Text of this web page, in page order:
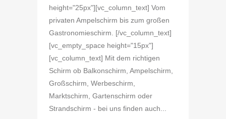
height="25px"][vc_column_text] Vom
privaten Ampelschirm bis zum großen
Gastronomieschirm. [/vc_column_text]
[vc_empty_space height="15px"]
[vc_column_text] Mit dem richtigen
Schirm ob Balkonschirm, Ampelschirm,
Großschirm, Werbeschirm,
Marktschirm, Gartenschirm oder
Strandschirm - bei uns finden auch...